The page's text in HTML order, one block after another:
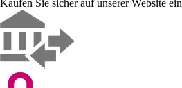
Kaufen Sie sicher auf unserer Website ein